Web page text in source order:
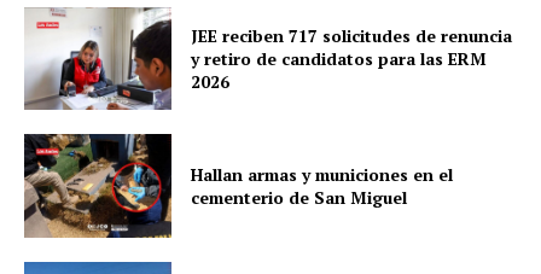
JEE reciben 717 solicitudes de renuncia
y retiro de candidatos para las ERM
2026
Hallan armas y municiones en el
cementerio de San Miguel